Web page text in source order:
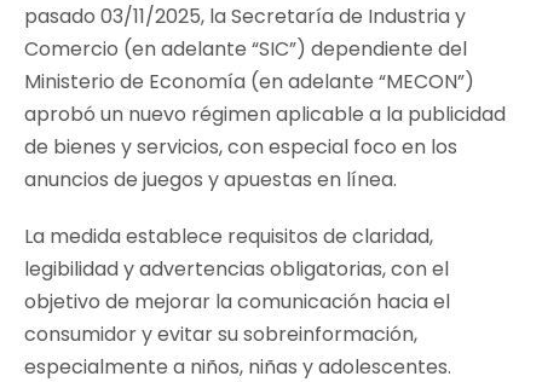
pasado 03/11/2025, la Secretaría de Industria y
Comercio (en adelante “SIC”) dependiente del
Ministerio de Economía (en adelante “MECON”)
aprobó un nuevo régimen aplicable a la publicidad
de bienes y servicios, con especial foco en los
anuncios de juegos y apuestas en línea.
La medida establece requisitos de claridad,
legibilidad y advertencias obligatorias, con el
objetivo de mejorar la comunicación hacia el
consumidor y evitar su sobreinformación,
especialmente a niños, niñas y adolescentes.